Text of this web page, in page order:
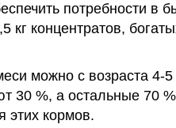
потребности в
кг концентратов,
можно с возраста 4-
30 %, а остальные 70
этих кормов.